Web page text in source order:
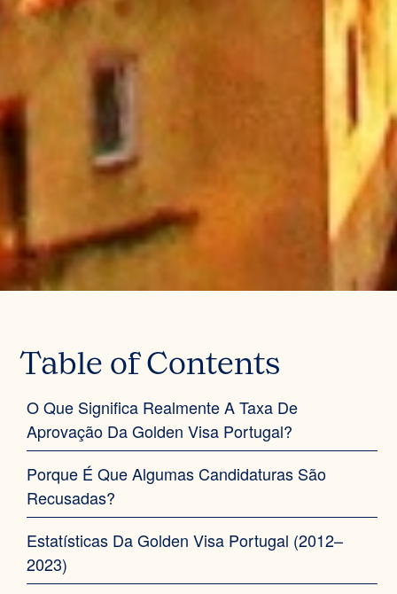
Table of Contents
O Que Significa Realmente A Taxa De
Aprovação Da Golden Visa Portugal?
Porque É Que Algumas Candidaturas São
Recusadas?
Estatísticas Da Golden Visa Portugal (2012–
2023)